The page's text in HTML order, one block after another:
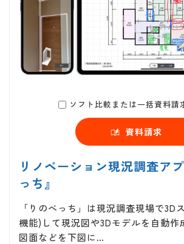
ソフト比較または一括資料請
資料請求
リノベーション現況調査ア
っち』
「りのべっち」は現況調査現場で3D
機能)して現況図や3Dモデルを自動作
図面などを下図に…